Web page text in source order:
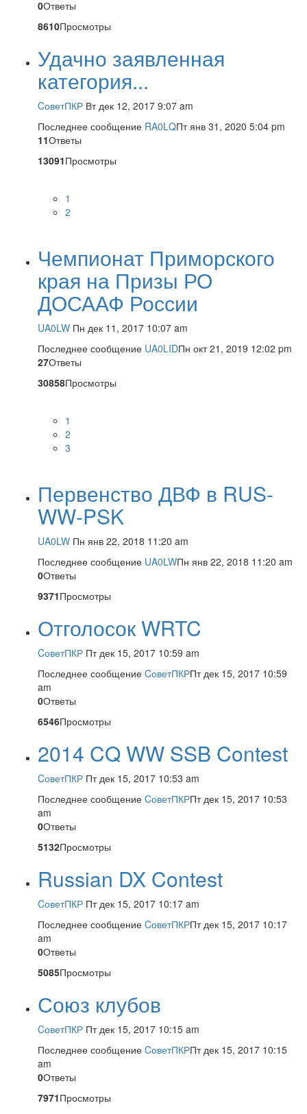
0Ответы
8610Просмотры
Удачно заявленная
категория...
CоветПКР Вт дек 12, 2017 9:07 am
Последнее сообщение RA0LQПт янв 31, 2020 5:04 pm
11Ответы
13091Просмотры
1
2
Чемпионат Приморского
края на Призы РО
ДОСААФ России
UA0LW Пн дек 11, 2017 10:07 am
Последнее сообщение UA0LIDПн окт 21, 2019 12:02 pm
27Ответы
30858Просмотры
1
2
3
Первенство ДВФ в RUS-
WW-PSK
UA0LW Пн янв 22, 2018 11:20 am
Последнее сообщение UA0LWПн янв 22, 2018 11:20 am
0Ответы
9371Просмотры
Отголосок WRTC
CоветПКР Пт дек 15, 2017 10:59 am
Последнее сообщение CоветПКРПт дек 15, 2017 10:59
am
0Ответы
6546Просмотры
2014 CQ WW SSB Contest
CоветПКР Пт дек 15, 2017 10:53 am
Последнее сообщение CоветПКРПт дек 15, 2017 10:53
am
0Ответы
5132Просмотры
Russian DX Contest
CоветПКР Пт дек 15, 2017 10:17 am
Последнее сообщение CоветПКРПт дек 15, 2017 10:17
am
0Ответы
5085Просмотры
Союз клубов
CоветПКР Пт дек 15, 2017 10:15 am
Последнее сообщение CоветПКРПт дек 15, 2017 10:15
am
0Ответы
7971Просмотры